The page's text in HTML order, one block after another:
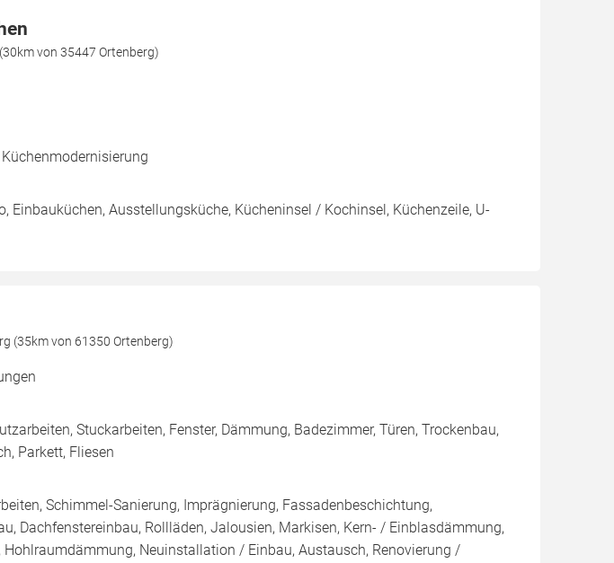
von 35447 Ortenberg)
Einbauküchen, Ausstellungsküche, Kücheninsel / Kochinsel, Küchenzeile, U-
(35km von 61350 Ortenberg)
Stuckarbeiten, Fenster, Dämmung, Badezimmer, Türen, Trockenbau,
Parkett, Fliesen
Schimmel-Sanierung, Imprägnierung, Fassadenbeschichtung,
Dachfenstereinbau, Rollläden, Jalousien, Markisen, Kern- / Einblasdämmung,
Neuinstallation / Einbau, Austausch, Renovierung /